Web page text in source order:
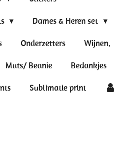
Dames & Heren set
Onderzetters Wijnen.
Muts/ Beanie Bedankjes
Sublimatie print